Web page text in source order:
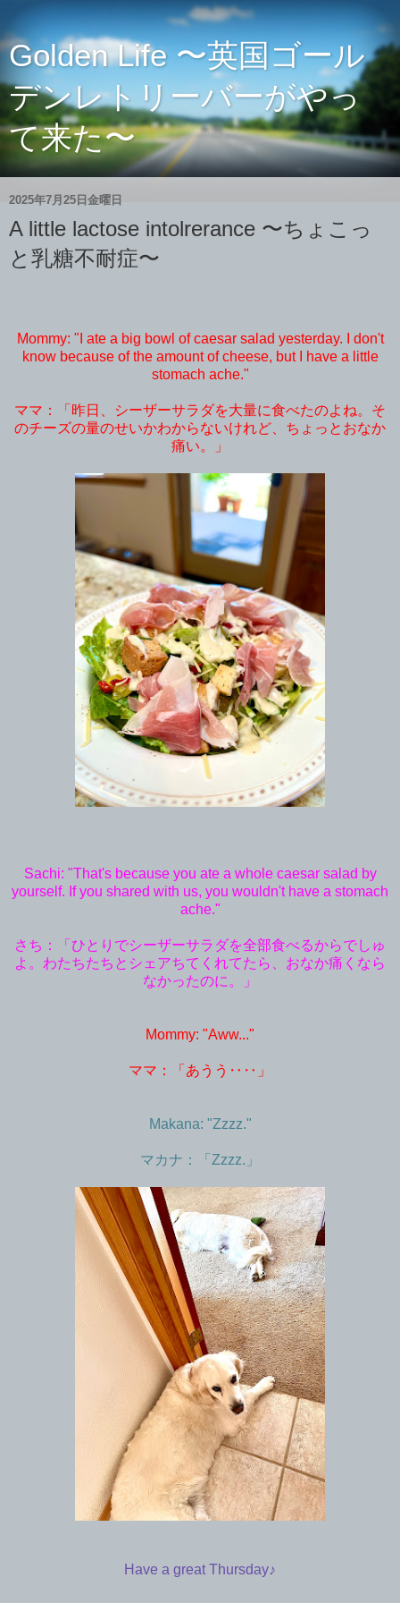
Golden Life 〜英国ゴール
デンレトリーバーがやっ
て来た〜
2025年7月25日金曜日
A little lactose intolrerance 〜ちょこっ
と乳糖不耐症〜
Mommy: "I ate a big bowl of caesar salad yesterday. I don't
know because of the amount of cheese, but I have a little
stomach ache."
ママ：「昨日、シーザーサラダを大量に食べたのよね。そ
のチーズの量のせいかわからないけれど、ちょっとおなか
痛い。」
Sachi: "That's because you ate a whole caesar salad by
yourself. If you shared with us, you wouldn't have a stomach
ache."
さち：「ひとりでシーザーサラダを全部食べるからでしゅ
よ。わたちたちとシェアちてくれてたら、おなか痛くなら
なかったのに。」
Mommy: "Aww..."
ママ：「あうう‥‥」
Makana: "Zzzz."
マカナ：「Zzzz.」
Have a great Thursday♪